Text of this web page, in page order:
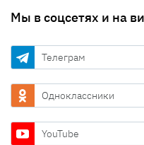
Мы в соцсетях и на
Телеграм
Одноклассники
YouTube